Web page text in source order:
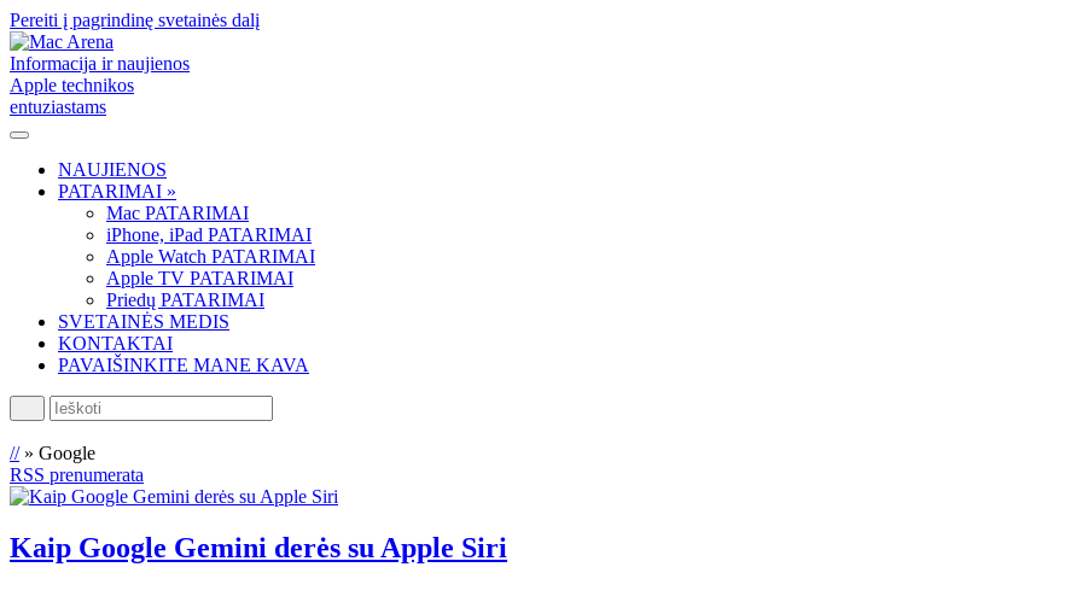
Pereiti į pagrindinę svetainės dalį
Informacija ir naujienos
Apple technikos
entuziastams
NAUJIENOS
PATARIMAI »
Mac PATARIMAI
iPhone, iPad PATARIMAI
Apple Watch PATARIMAI
Apple TV PATARIMAI
Priedų PATARIMAI
SVETAINĖS MEDIS
KONTAKTAI
PAVAIŠINKITE MANE KAVA
Ieškoti
//» Google
RSS prenumerata
Kaip Google Gemini derės su Apple Siri